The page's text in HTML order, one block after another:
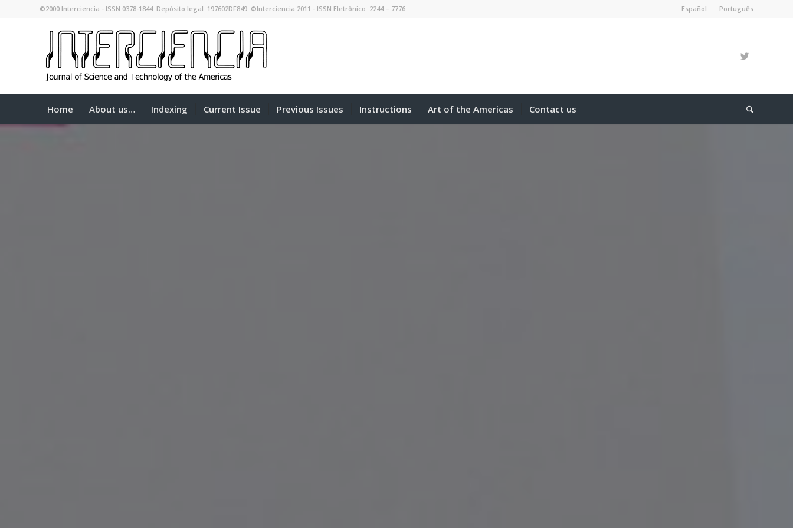
Español Português
©2000 Interciencia - ISSN 0378-1844. Depósito legal: 197602DF849. ©Interciencia 2011 - ISSN Eletrônico: 2244 – 7776
Home About us… Indexing Current Issue Previous Issues Instructions Art of the Americas Contact us